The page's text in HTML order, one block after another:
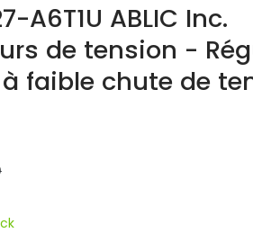
A6T1U ABLIC Inc.
de tension -
faible chute de